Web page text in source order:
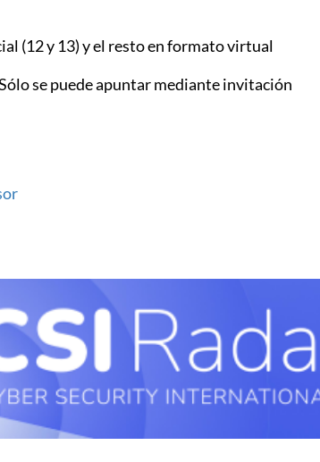
(12 y 13) y el resto en formato virtual
se puede apuntar mediante invitación